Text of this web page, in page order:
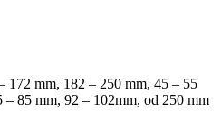
172 mm, 182 – 250 mm, 45 – 55
– 85 mm, 92 – 102mm, od 250 mm